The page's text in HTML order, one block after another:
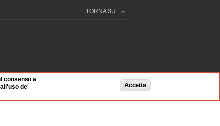
contemporanea all'Università Roma Tre
sec
sec
TORNA SU
consenso a
dei
Accetta